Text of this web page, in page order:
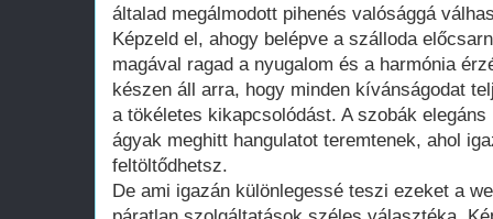
általad megálmodott pihenés valósággá
Képzeld el, ahogy belépve a szálloda
magával ragad a nyugalom és a harmónia
készen áll arra, hogy minden kívánságodat
a tökéletes kikapcsolódást. A szobák
ágyak meghitt hangulatot teremtenek, ahol
feltöltődhetsz.
De ami igazán különlegessé teszi ezeket a